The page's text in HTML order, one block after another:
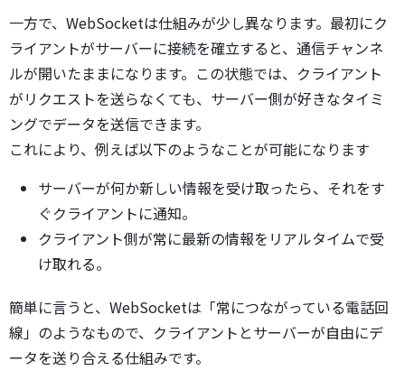
一方で、WebSocketは仕組みが少し異なります。最初にク
ライアントがサーバーに接続を確立すると、通信チャンネ
ルが開いたままになります。この状態では、クライアント
がリクエストを送らなくても、サーバー側が好きなタイミ
ングでデータを送信できます。
これにより、例えば以下のようなことが可能になります
サーバーが何か新しい情報を受け取ったら、それをす
ぐクライアントに通知。
クライアント側が常に最新の情報をリアルタイムで受
け取れる。
簡単に言うと、WebSocketは「常につながっている電話回
線」のようなもので、クライアントとサーバーが自由にデ
ータを送り合える仕組みです。